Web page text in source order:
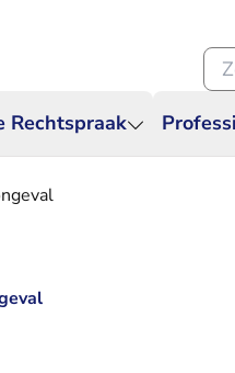
Rechtspraak